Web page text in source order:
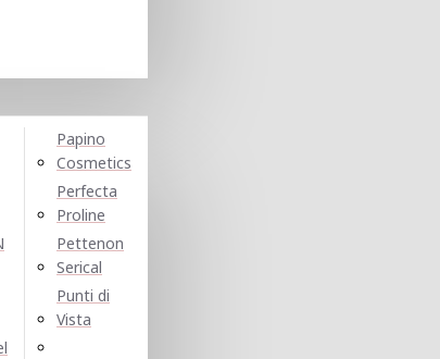
Papino
Cosmetics
Perfecta
Proline
Pettenon
Serical
Punti di
Vista
60ml